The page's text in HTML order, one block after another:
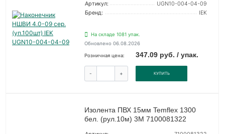
Артикул:
UGN10-004-04-09
Бренд:
IEK
На складе 1081 упак.
Обновлено 06.08.2026
Розничная цена: 347.09 руб. / упак.
- + КУПИТЬ
Изолента ПВХ 15мм Temflex 1300
бел. (рул.10м) 3М 7100081322